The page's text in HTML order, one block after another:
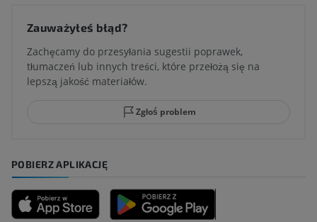
Zauważyłeś błąd?
Zachęcamy do przesyłania sugestii poprawek,
tłumaczeń lub innych treści, które przełożą się na
lepszą jakość materiałów.
Zgłoś problem
POBIERZ APLIKACJĘ